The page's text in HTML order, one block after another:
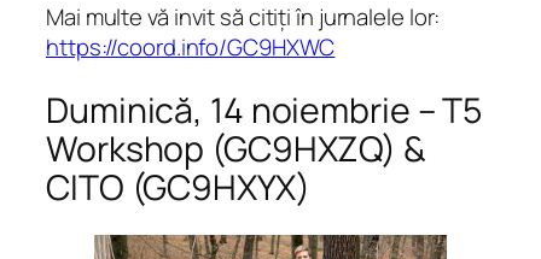
Mai multe vă invit să citiți în jurnalele lor:
https://coord.info/GC9HXWC
Duminică, 14 noiembrie – T5
Workshop (GC9HXZQ) &
CITO (GC9HXYX)